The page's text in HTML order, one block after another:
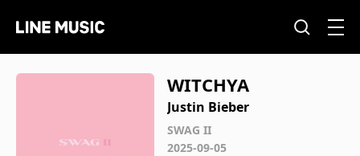
WITCHYA
Justin Bieber
SWAG II
2025-09-05